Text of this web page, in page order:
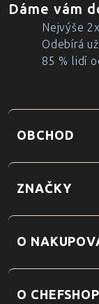
Dáme vám
Nejvýše
Odebírá
85 % lidí
OBCHOD
ZNAČKY
O
O